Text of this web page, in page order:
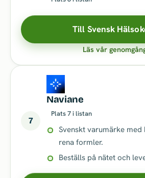
Till Svensk
Läs vår
7
Naviane
Plats 7 i listan
Svenskt varumärke
rena formler.
Beställs på nätet och